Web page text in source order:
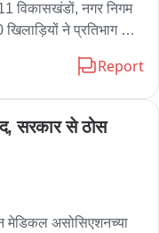
विकासखंडों, नगर निगम
ने प्रतिभाग
किया जाएगा। चयनित
पर किया गया।
Report
सरकार से ठोस
मेडिकल असोसिएशनच्या